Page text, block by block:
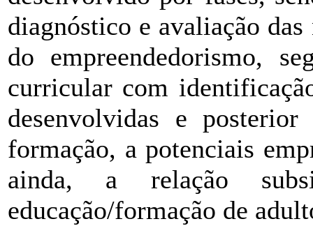
diagnóstico e avaliação das
do empreendedorismo,
curricular com
desenvolvidas e
formação, a potenciais
ainda, a relação
educação/formação de